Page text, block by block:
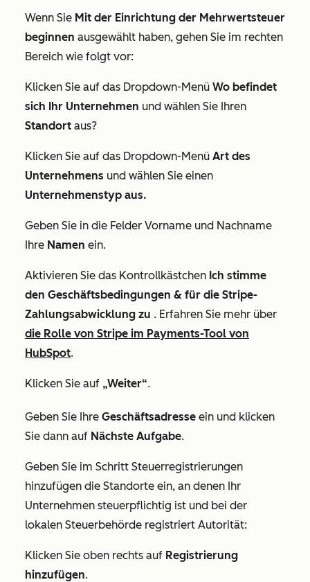
Wenn Sie Mit der Einrichtung der Mehrwertsteuer
beginnen ausgewählt haben, gehen Sie im rechten
Bereich wie folgt vor:
Klicken Sie auf das Dropdown-Menü Wo befindet
sich Ihr Unternehmen und wählen Sie Ihren
Standort aus?
Klicken Sie auf das Dropdown-Menü Art des
Unternehmens und wählen Sie einen
Unternehmenstyp aus.
Geben Sie in die Felder Vorname und Nachname
Ihre Namen ein.
Aktivieren Sie das Kontrollkästchen Ich stimme
den Geschäftsbedingungen & für die Stripe-
Zahlungsabwicklung zu . Erfahren Sie mehr über
die Rolle von Stripe im Payments-Tool von
HubSpot.
Klicken Sie auf „Weiter“.
Geben Sie Ihre Geschäftsadresse ein und klicken
Sie dann auf Nächste Aufgabe.
Geben Sie im Schritt Steuerregistrierungen
hinzufügen die Standorte ein, an denen Ihr
Unternehmen steuerpflichtig ist und bei der
lokalen Steuerbehörde registriert Autorität:
Klicken Sie oben rechts auf Registrierung
hinzufügen.